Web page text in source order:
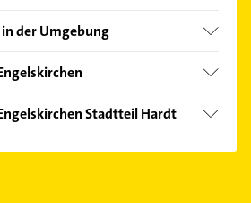
der Umgebung
Stadtteil Hardt